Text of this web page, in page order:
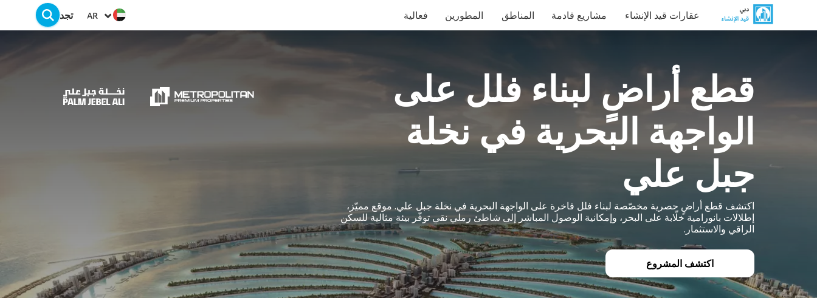
تجد AR فعالية المطورين المناطق مشاريع قادمة عقارات قيد الإنشاء
قطع أراضٍ لبناء فلل على
الواجهة البحرية في نخلة
جبل علي
اكتشف قطع أراضٍ حصرية مخصّصة لبناء فلل فاخرة على الواجهة البحرية في نخلة جبل علي. موقع مميّز،
إطلالات بانورامية خلّابة على البحر، وإمكانية الوصول المباشر إلى شاطئ رملي نقي توفّر بيئة مثالية للسكن
الراقي والاستثمار.
اكتشف المشروع